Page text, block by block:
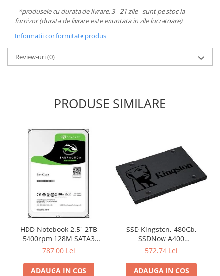
- *produsele cu durata de livrare: 3 - 21 zile - sunt pe stoc la
furnizor (durata de livrare este enuntata in zile lucratoare)
Informatii conformitate produs
Review-uri(0)
PRODUSE SIMILARE
HDD Notebook 2.5" 2TB
5400rpm 128M SATA3
SEAGATE
787,00 Lei
ADAUGA IN COS
SSD Kingston, 480Gb,
SSDNow A400
"SA400S37/480G"
572,74 Lei
ADAUGA IN COS